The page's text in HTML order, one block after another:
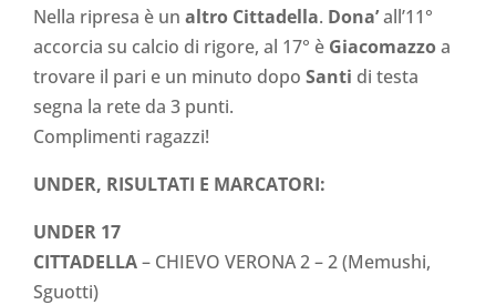
Nella ripresa è un altro Cittadella. Dona’all’11°
accorcia su calcio di rigore, al 17° è Giacomazzoa
trovare il pari e un minuto dopo Santi di testa
segna la rete da 3 punti.
Complimenti ragazzi!
UNDER, RISULTATI E MARCATORI:
UNDER 17
CITTADELLA– CHIEVO VERONA2 – 2 (Memushi,
Sguotti)